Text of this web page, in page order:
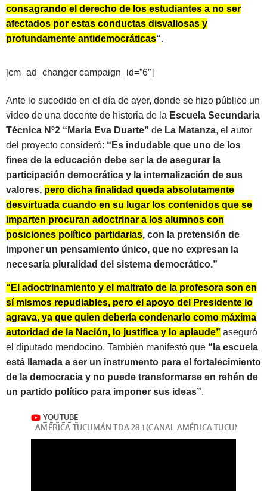
consagrando el derecho de los estudiantes a no ser
afectados por estas conductas disvaliosas y
profundamente antidemocráticas“.
[cm_ad_changer campaign_id=”6″]
Ante lo sucedido en el día de ayer, donde se hizo público un
video de una docente de historia de la Escuela Secundaria
Técnica Nº2 “María Eva Duarte” de La Matanza, el autor
del proyecto consideró: “Es indudable que uno de los
fines de la educación debe ser la de asegurar la
participación democrática y la internalización de sus
valores, pero dicha finalidad queda absolutamente
desvirtuada cuando en su lugar los contenidos que se
imparten procuran adoctrinar a los alumnos con
posiciones político partidarias, con la pretensión de
imponer un pensamiento único, que no expresan la
necesaria pluralidad del sistema democrático.”
“El adoctrinamiento y el maltrato de la profesora son en
sí mismos repudiables, pero el apoyo del Presidente lo
agrava, ya que quien debería condenarlo como máxima
autoridad de la Nación, lo justifica y lo aplaude” aseguró
el diputado mendocino. También manifestó que “la escuela
está llamada a ser un instrumento para el fortalecimiento
de la democracia y no puede transformarse en rehén de
un partido político para imponer sus ideas”.